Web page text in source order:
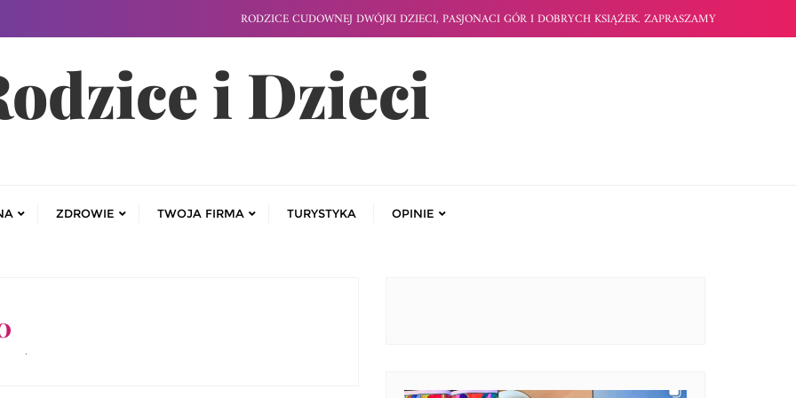
RODZICE CUDOWNEJ DWÓJKI DZIECI, PASJONACI GÓR I DOBRYCH KSIĄŻEK. ZAPRASZAMY
i Dzieci
ZDROWIE TWOJA FIRMA TURYSTYKA OPINIE